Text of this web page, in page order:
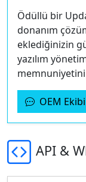
Ödüllü bir
donanım
eklediğinizin
yazılım
memnuniyetini
OEM
API &